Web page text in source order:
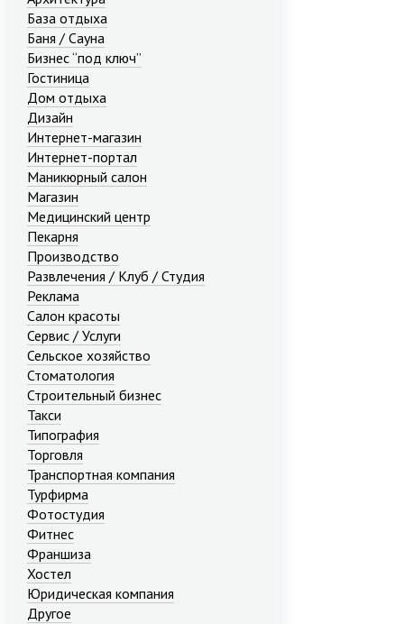
База отдыха
Баня / Сауна
Бизнес “под ключ”
Гостиница
Дом отдыха
Дизайн
Интернет-магазин
Интернет-портал
Маникюрный салон
Магазин
Медицинский центр
Пекарня
Производство
Развлечения / Клуб / Студия
Реклама
Салон красоты
Сервис / Услуги
Сельское хозяйство
Стоматология
Строительный бизнес
Такси
Типография
Торговля
Транспортная компания
Турфирма
Фотостудия
Фитнес
Франшиза
Хостел
Юридическая компания
Другое